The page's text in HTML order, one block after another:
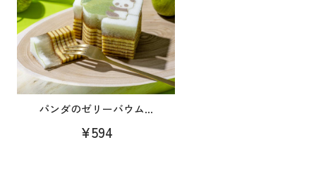
パンダのゼリーバウム...
¥594